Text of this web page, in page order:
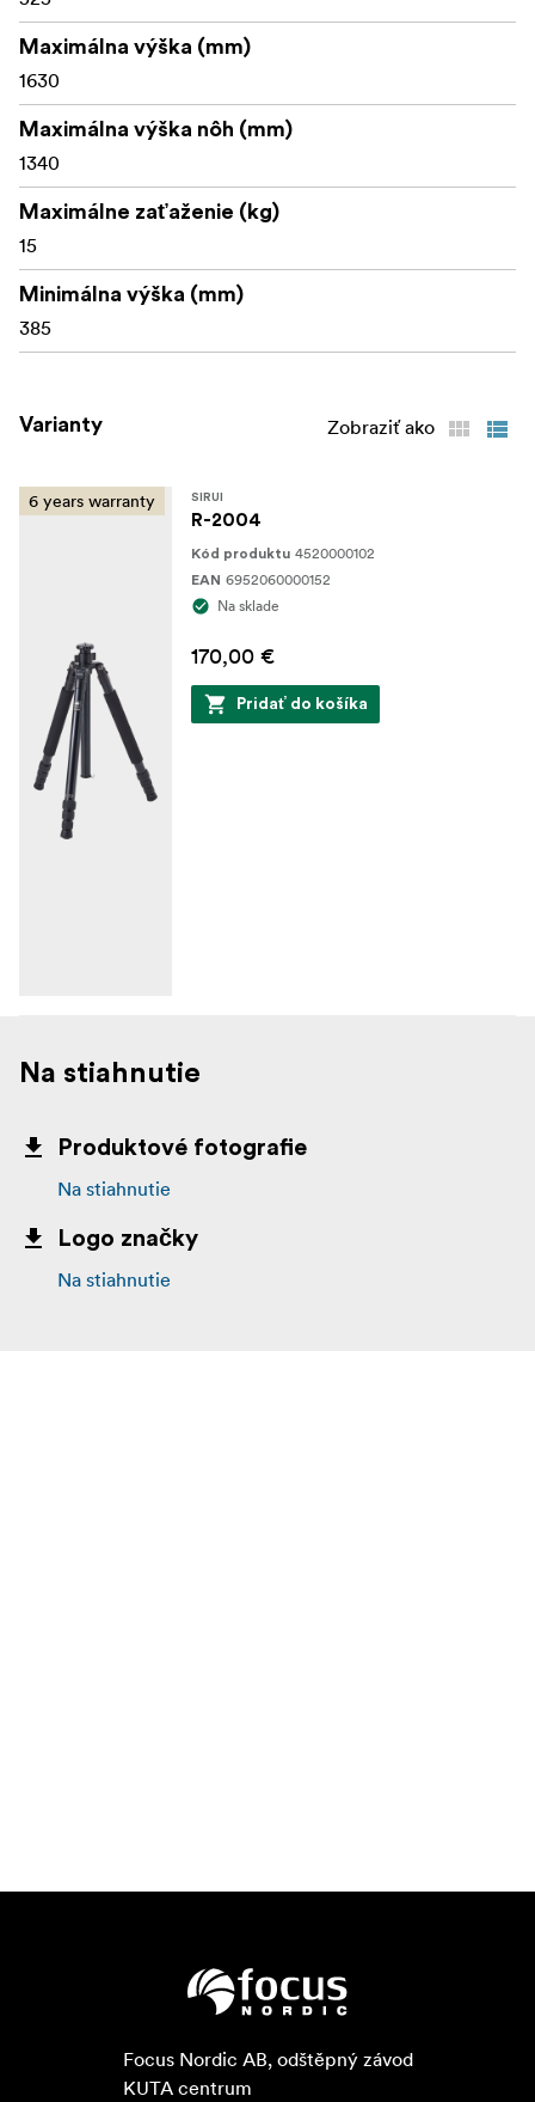
Maximálna výška (mm)
1630
Maximálna výška nôh (mm)
1340
Maximálne zaťaženie (kg)
15
Minimálna výška (mm)
385
Varianty Zobraziť ako
6 years warranty SIRUI
R-2004
Kód produktu 4520000102
EAN 6952060000152
Na sklade
170,00 €
Pridať do košíka
Na stiahnutie
Produktové fotografie
Na stiahnutie
Logo značky
Na stiahnutie
Focus Nordic AB, odštěpný závod
KUTA centrum